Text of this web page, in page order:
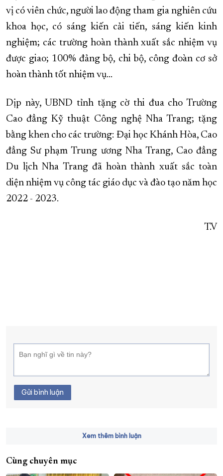
vị có viên chức, người lao động tham gia nghiên cứu
khoa học, có sáng kiến cải tiến, sáng kiến kinh
nghiệm; các trường hoàn thành xuất sắc nhiệm vụ
được giao; 100% đảng bộ, chi bộ, công đoàn cơ sở
hoàn thành tốt nhiệm vụ...
Dịp này, UBND tỉnh tặng cờ thi đua cho Trường
Cao đẳng Kỹ thuật Công nghệ Nha Trang; tặng
bằng khen cho các trường: Đại học Khánh Hòa, Cao
đẳng Sư phạm Trung ương Nha Trang, Cao đẳng
Du lịch Nha Trang đã hoàn thành xuất sắc toàn
diện nhiệm vụ công tác giáo dục và đào tạo năm học
2022 - 2023.
T.V
Gửi bình luận
Xem thêm bình luận
Cùng chuyên mục